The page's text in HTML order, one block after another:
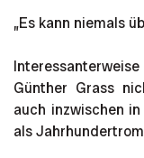
„Es kann niemals
Günther Grass
auch inzwischen
als